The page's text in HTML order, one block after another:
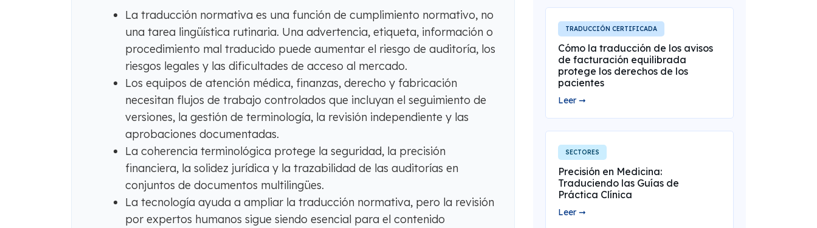
La traducción normativa es una función de cumplimiento normativo, no
una tarea lingüística rutinaria. Una advertencia, etiqueta, información o
procedimiento mal traducido puede aumentar el riesgo de auditoría, los
riesgos legales y las dificultades de acceso al mercado.
Los equipos de atención médica, finanzas, derecho y fabricación
necesitan flujos de trabajo controlados que incluyan el seguimiento de
versiones, la gestión de terminología, la revisión independiente y las
aprobaciones documentadas.
La coherencia terminológica protege la seguridad, la precisión
financiera, la solidez jurídica y la trazabilidad de las auditorías en
conjuntos de documentos multilingües.
La tecnología ayuda a ampliar la traducción normativa, pero la revisión
por expertos humanos sigue siendo esencial para el contenido
TRADUCCIÓN CERTIFICADA
Cómo la traducción de los avisos
de facturación equilibrada
protege los derechos de los
pacientes
Leer ➞
SECTORES
Precisión en Medicina:
Traduciendo las Guías de
Práctica Clínica
Leer ➞